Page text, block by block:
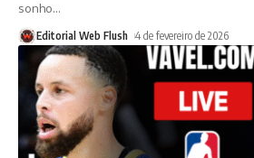
sonho…
Editorial Web Flush 4 de fevereiro de 2026